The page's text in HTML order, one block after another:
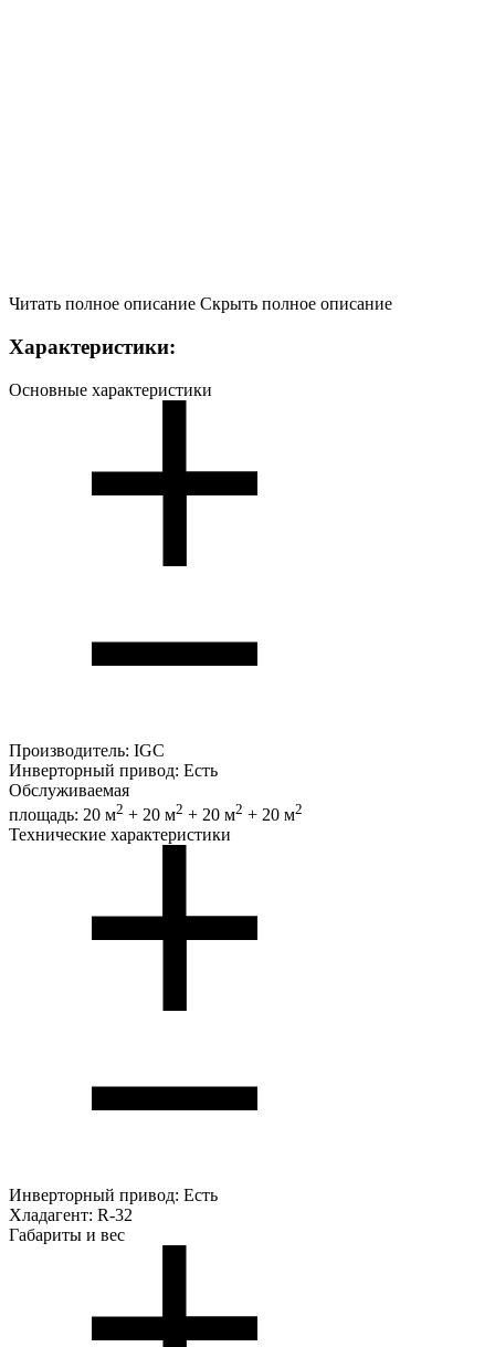
Читать полное описание Скрыть полное описание
Характеристики:
Основные характеристики
Производитель: IGC
Инверторный привод: Есть
Обслуживаемая
площадь: 20 м2 + 20 м2 + 20 м2 + 20 м2
Технические характеристики
Инверторный привод: Есть
Хладагент: R-32
Габариты и вес